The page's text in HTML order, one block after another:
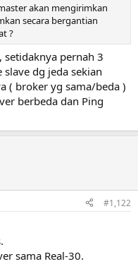
akan mengirimkan
secara bergantian
?
setidaknya pernah 3
dg jeda sekian
( broker yg sama/beda )
berbeda dan Ping
#1,122
sama Real-30.